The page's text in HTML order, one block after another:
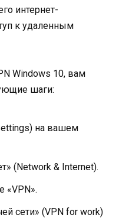
интернет-
к удаленным
Windows 10, вам
шаги:
на вашем
(Network & Internet).
«VPN».
сети» (VPN for work)